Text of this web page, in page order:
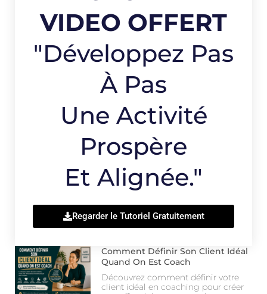
VIDEO OFFERT
"Développez Pas
À Pas
Une Activité
Prospère
Et Alignée."
Regarder le Tutoriel Gratuitement
Comment Définir Son Client Idéal
Quand On Est Coach
Découvrez comment définir votre
client idéal en coaching pour créer